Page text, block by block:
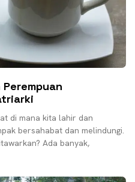
Perempuan
di mana kita lahir dan
bersahabat dan melindungi.
Ada banyak,